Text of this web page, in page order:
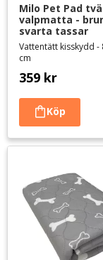
Milo Pet Pad
valpmatta -
svarta tassar
Vattentätt kisskydd -
cm
359 kr